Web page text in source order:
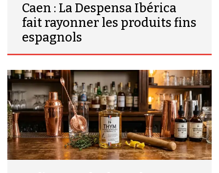
Caen : La Despensa Ibérica
fait rayonner les produits fins
espagnols